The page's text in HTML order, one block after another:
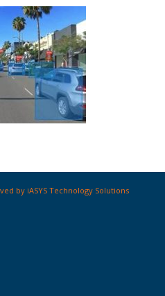
by iASYS Technology Solutions